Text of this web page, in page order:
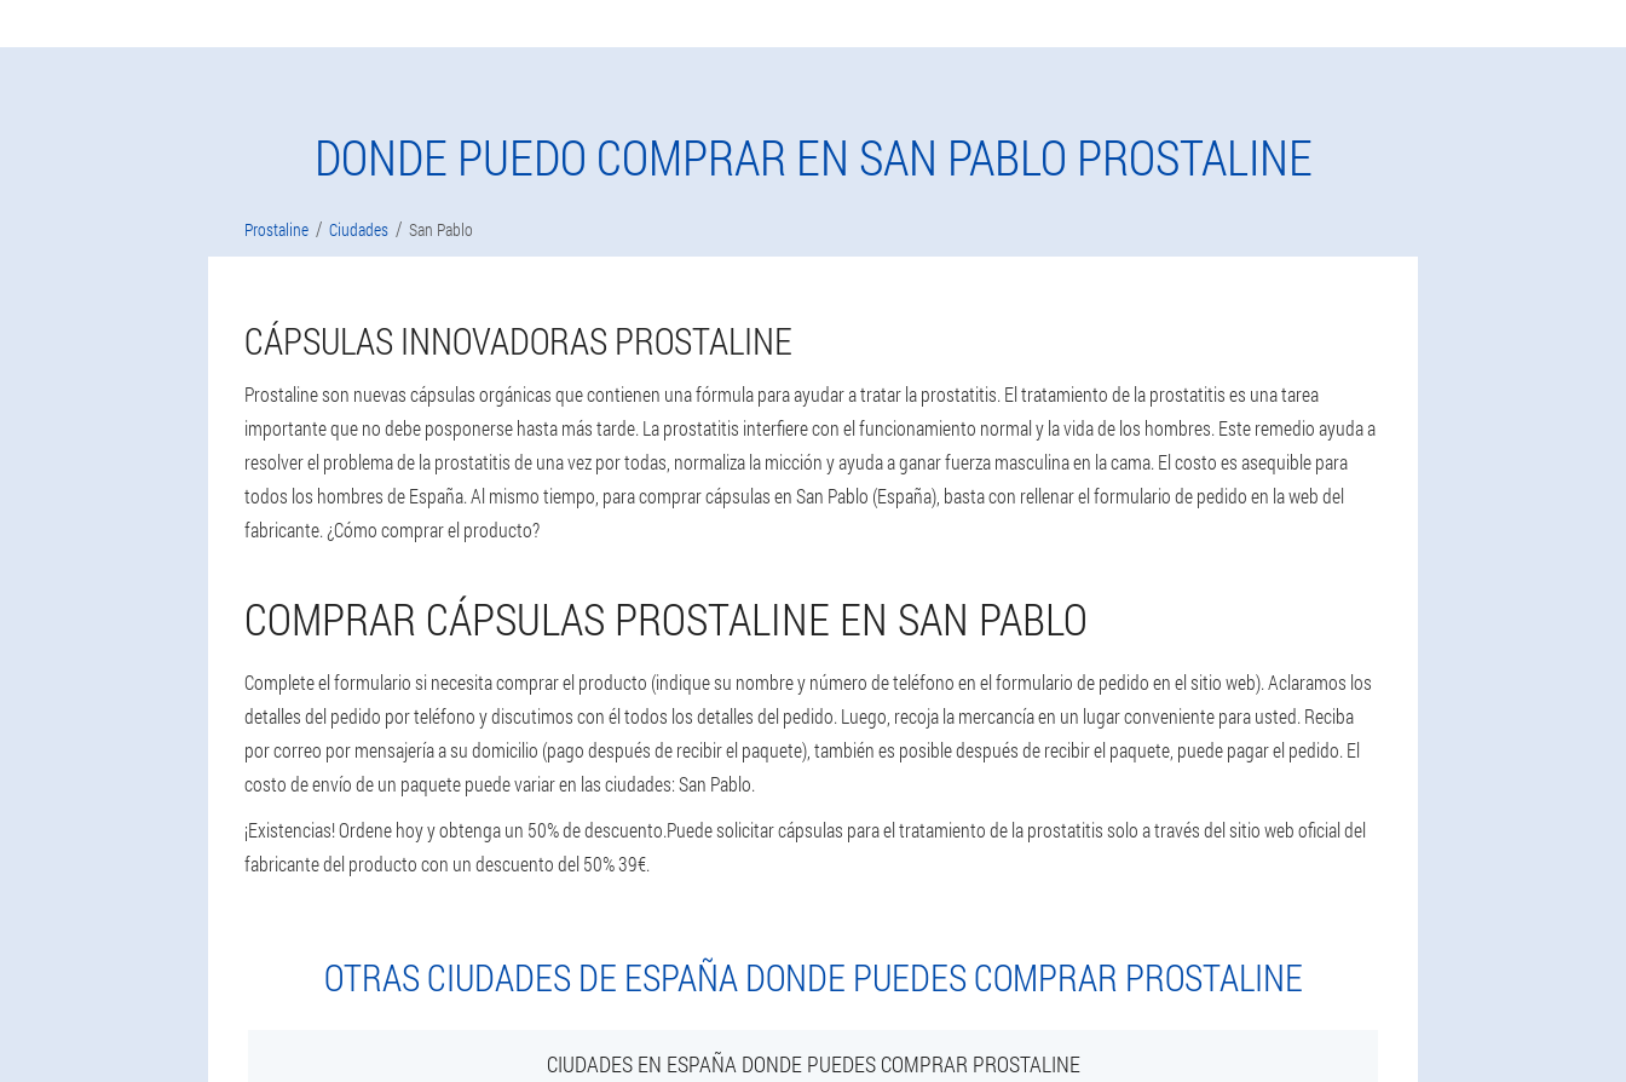
DONDE PUEDO COMPRAR EN SAN PABLO PROSTALINE
Prostaline Ciudades San Pablo
CÁPSULAS INNOVADORAS PROSTALINE
Prostaline son nuevas cápsulas orgánicas que contienen una fórmula para ayudar a tratar la prostatitis. El tratamiento de la prostatitis es una tarea
importante que no debe posponerse hasta más tarde. La prostatitis interfiere con el funcionamiento normal y la vida de los hombres. Este remedio ayuda a
resolver el problema de la prostatitis de una vez por todas, normaliza la micción y ayuda a ganar fuerza masculina en la cama. El costo es asequible para
todos los hombres de España. Al mismo tiempo, para comprar cápsulas en San Pablo (España), basta con rellenar el formulario de pedido en la web del
fabricante. ¿Cómo comprar el producto?
COMPRAR CÁPSULAS PROSTALINE EN SAN PABLO
Complete el formulario si necesita comprar el producto (indique su nombre y número de teléfono en el formulario de pedido en el sitio web). Aclaramos los
detalles del pedido por teléfono y discutimos con él todos los detalles del pedido. Luego, recoja la mercancía en un lugar conveniente para usted. Reciba
por correo por mensajería a su domicilio (pago después de recibir el paquete), también es posible después de recibir el paquete, puede pagar el pedido. El
costo de envío de un paquete puede variar en las ciudades: San Pablo.
¡Existencias! Ordene hoy y obtenga un 50% de descuento.Puede solicitar cápsulas para el tratamiento de la prostatitis solo a través del sitio web oficial del
fabricante del producto con un descuento del 50% 39€.
OTRAS CIUDADES DE ESPAÑA DONDE PUEDES COMPRAR PROSTALINE
CIUDADES EN ESPAÑA DONDE PUEDES COMPRAR PROSTALINE